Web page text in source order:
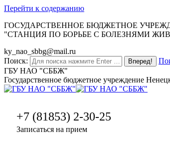
Перейти к содержанию
ГОСУДАРСТВЕННОЕ БЮДЖЕТНОЕ
"СТАНЦИЯ ПО БОРЬБЕ С БОЛЕЗНЯМИ
ky_nao_sbbg@mail.ru
Поиск:
ГБУ НАО "СББЖ"
Государственное бюджетное учреждение
+7 (81853) 2-30-25
Записаться на прием